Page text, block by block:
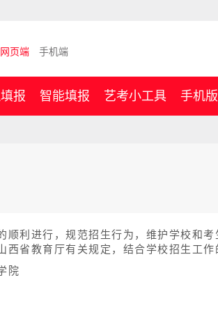
网页端 手机端
报 智能填报 艺考小工具 手机版
顺利进行，规范招生行为，维护学校和
西省教育厅有关规定，结合学校招生工作
院